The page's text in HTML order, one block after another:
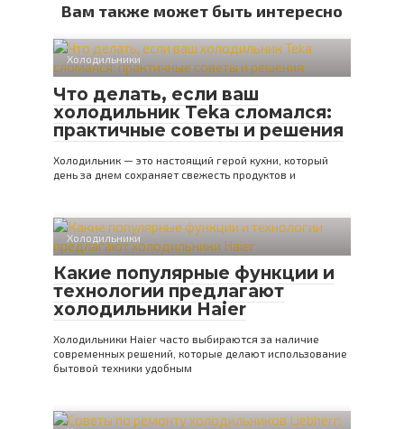
Вам также может быть интересно
Холодильники
Что делать, если ваш
холодильник Teka сломался:
практичные советы и решения
Холодильник — это настоящий герой кухни, который
день за днем сохраняет свежесть продуктов и
Холодильники
Какие популярные функции и
технологии предлагают
холодильники Haier
Холодильники Haier часто выбираются за наличие
современных решений, которые делают использование
бытовой техники удобным